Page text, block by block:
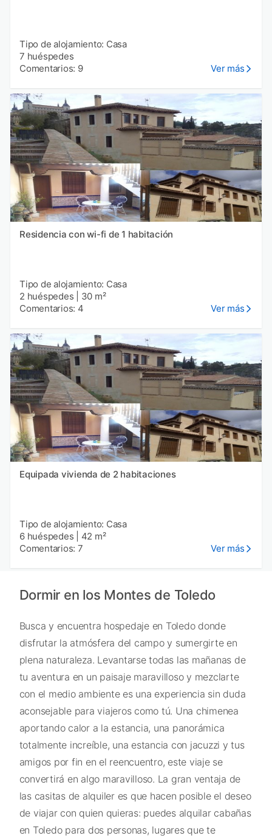
Tipo de alojamiento: Casa
7 huéspedes
Comentarios: 9
Ver más
Residencia con wi-fi de 1 habitación
Tipo de alojamiento: Casa
2 huéspedes
30 m²
Comentarios: 4
Ver más
Equipada vivienda de 2 habitaciones
Tipo de alojamiento: Casa
6 huéspedes
42 m²
Comentarios: 7
Ver más
Dormir en los Montes de Toledo
Busca y encuentra hospedaje en Toledo donde
disfrutar la atmósfera del campo y sumergirte en
plena naturaleza. Levantarse todas las mañanas de
tu aventura en un paisaje maravilloso y mezclarte
con el medio ambiente es una experiencia sin duda
aconsejable para viajeros como tú. Una chimenea
aportando calor a la estancia, una panorámica
totalmente increíble, una estancia con jacuzzi y tus
amigos por fin en el reencuentro, este viaje se
convertirá en algo maravilloso. La gran ventaja de
las casitas de alquiler es que hacen posible el deseo
de viajar con quien quieras: puedes alquilar cabañas
en Toledo para dos personas, lugares que te